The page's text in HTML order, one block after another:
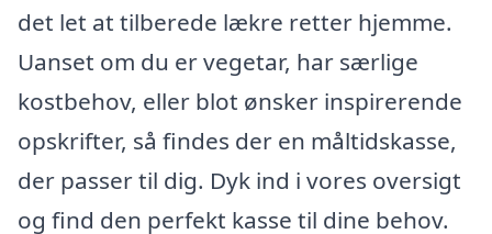
det let at tilberede lækre retter hjemme.
Uanset om du er vegetar, har særlige
kostbehov, eller blot ønsker inspirerende
opskrifter, så findes der en måltidskasse,
der passer til dig. Dyk ind i vores oversigt
og find den perfekt kasse til dine behov.